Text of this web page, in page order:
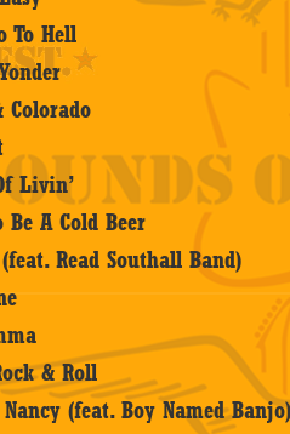
To Hell
Colorado
Livin’
Be A Cold Beer
Read Southall Band)
& Roll
(feat. Boy Named